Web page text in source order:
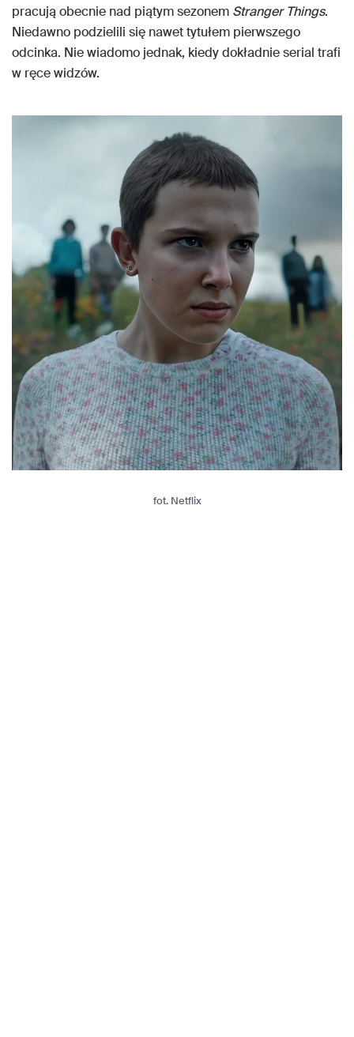
pracują obecnie nad piątym sezonem Stranger Things.
Niedawno podzielili się nawet tytułem pierwszego
odcinka. Nie wiadomo jednak, kiedy dokładnie serial trafi
w ręce widzów.
fot. Netflix